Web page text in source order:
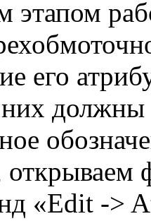
его
них
«Edit ->